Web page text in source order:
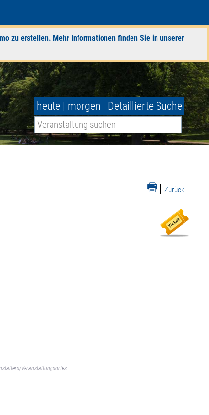
zu erstellen. Mehr Informationen finden Sie in unserer
heute | morgen | Detaillierte Suche
| Zurück
Veranstaltungsortes.